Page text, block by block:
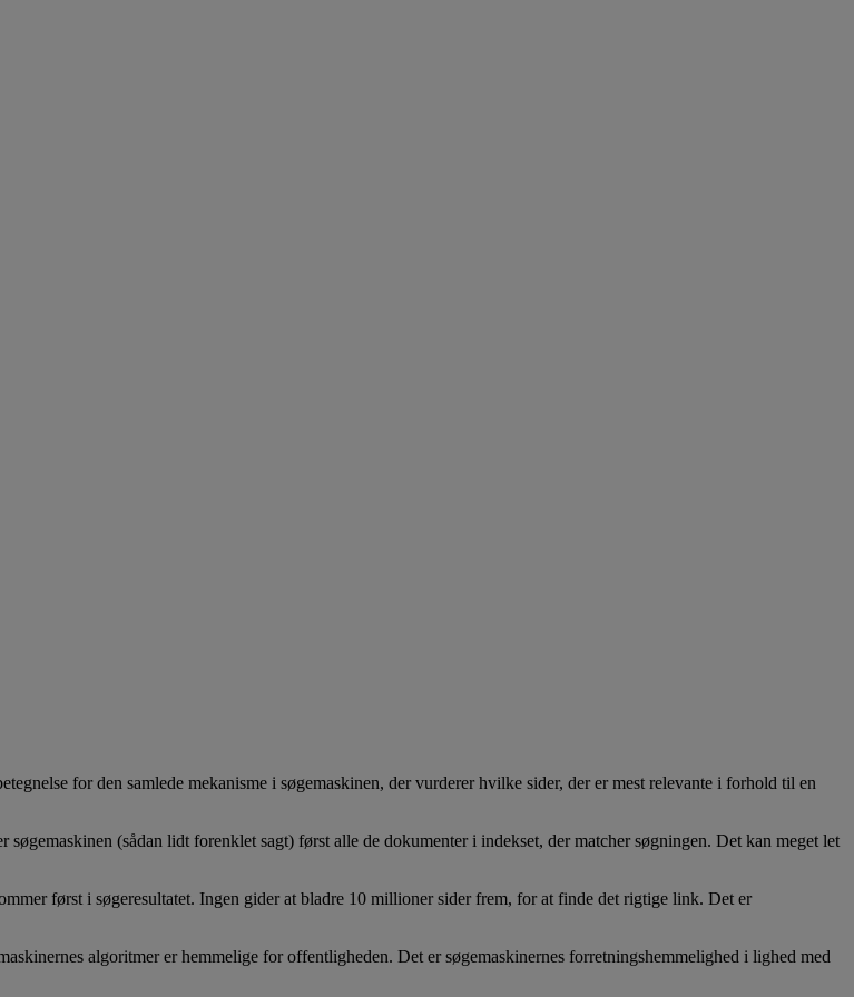
for den samlede mekanisme i søgemaskinen, der vurderer hvilke sider, der er mest relevante i forhold til en
(sådan lidt forenklet sagt) først alle de dokumenter i indekset, der matcher søgningen. Det kan meget let
først i søgeresultatet. Ingen gider at bladre 10 millioner sider frem, for at finde det rigtige link. Det er
algoritmer er hemmelige for offentligheden. Det er søgemaskinernes forretningshemmelighed i lighed med